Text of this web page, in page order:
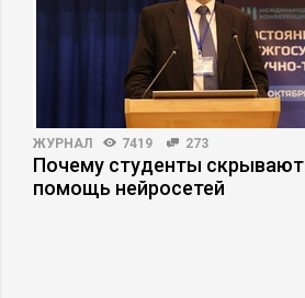
ЖУРНАЛ 7419 273
Почему студенты скрывают
помощь нейросетей